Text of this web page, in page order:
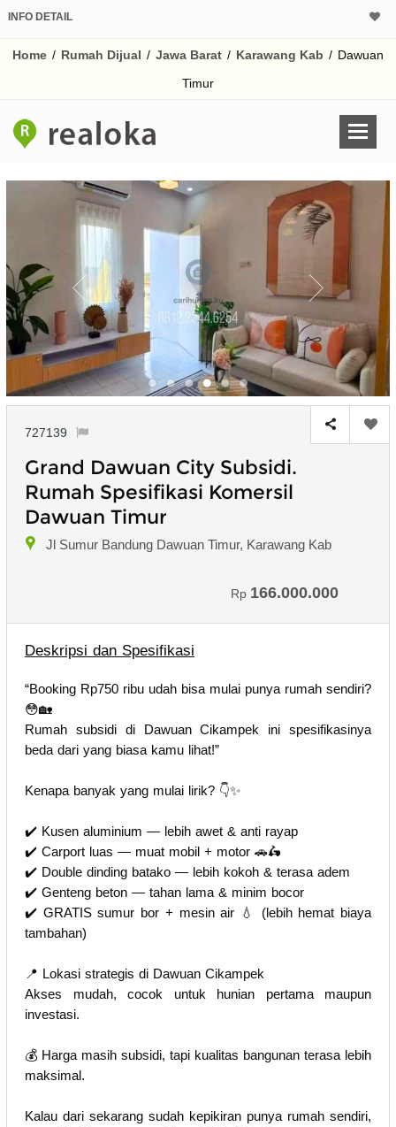
INFO DETAIL
Home / Rumah Dijual / Jawa Barat / Karawang Kab / Dawuan
Timur
727139
Grand Dawuan City Subsidi.
Rumah Spesifikasi Komersil
Dawuan Timur
Jl Sumur Bandung Dawuan Timur, Karawang Kab
Rp 166.000.000
Deskripsi dan Spesifikasi
“Booking Rp750 ribu udah bisa mulai punya rumah sendiri?
😳🏡
Rumah subsidi di Dawuan Cikampek ini spesifikasinya
beda dari yang biasa kamu lihat!”
Kenapa banyak yang mulai lirik? 👇✨
✔️ Kusen aluminium — lebih awet & anti rayap
✔️ Carport luas — muat mobil + motor 🚗🛵
✔️ Double dinding batako — lebih kokoh & terasa adem
✔️ Genteng beton — tahan lama & minim bocor
✔️ GRATIS sumur bor + mesin air 💧 (lebih hemat biaya
tambahan)
📍 Lokasi strategis di Dawuan Cikampek
Akses mudah, cocok untuk hunian pertama maupun
investasi.
💰 Harga masih subsidi, tapi kualitas bangunan terasa lebih
maksimal.
Kalau dari sekarang sudah kepikiran punya rumah sendiri,
Harga Rp
% /th
pada kotak-